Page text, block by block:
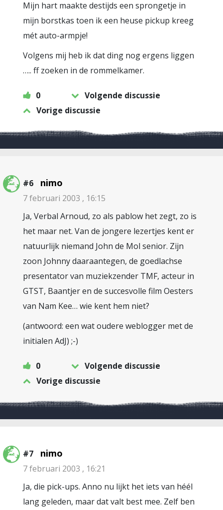
Mijn hart maakte destijds een sprongetje in
mijn borstkas toen ik een heuse pickup kreeg
mét auto-armpje!
Volgens mij heb ik dat ding nog ergens liggen
….. ff zoeken in de rommelkamer.
0
Volgende discussie
Vorige discussie
#6 nimo
7 februari 2003 , 16:15
Ja, Verbal Arnoud, zo als pablow het zegt, zo is
het maar net. Van de jongere lezertjes kent er
natuurlijk niemand John de Mol senior. Zijn
zoon Johnny daaraantegen, de goedlachse
presentator van muziekzender TMF, acteur in
GTST, Baantjer en de succesvolle film Oesters
van Nam Kee… wie kent hem niet?
(antwoord: een wat oudere weblogger met de
initialen AdJ) ;-)
0
Volgende discussie
Vorige discussie
#7 nimo
7 februari 2003 , 16:21
Ja, die pick-ups. Anno nu lijkt het iets van héél
lang geleden, maar dat valt best mee. Zelf ben